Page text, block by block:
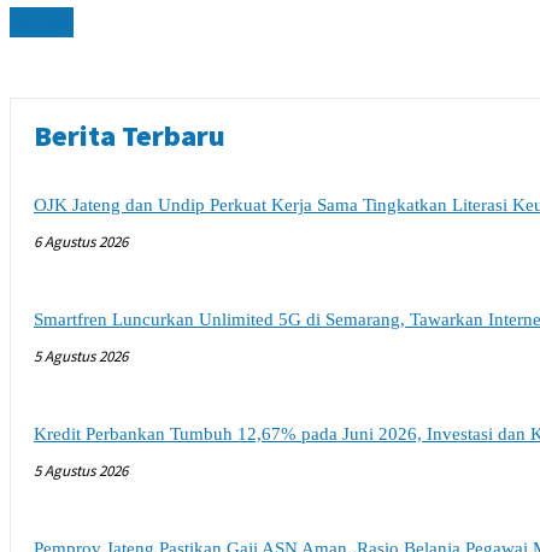
Berita Terbaru
OJK Jateng dan Undip Perkuat Kerja Sama Tingkatkan Literasi
6 Agustus 2026
Smartfren Luncurkan Unlimited 5G di Semarang, Tawarkan
5 Agustus 2026
Kredit Perbankan Tumbuh 12,67% pada Juni 2026, Investasi dan
5 Agustus 2026
Pemprov Jateng Pastikan Gaji ASN Aman, Rasio Belanja Pegawai